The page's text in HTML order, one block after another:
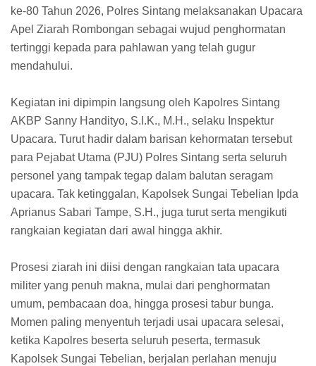
ke-80 Tahun 2026, Polres Sintang melaksanakan Upacara
Apel Ziarah Rombongan sebagai wujud penghormatan
tertinggi kepada para pahlawan yang telah gugur
mendahului.
Kegiatan ini dipimpin langsung oleh Kapolres Sintang
AKBP Sanny Handityo, S.I.K., M.H., selaku Inspektur
Upacara. Turut hadir dalam barisan kehormatan tersebut
para Pejabat Utama (PJU) Polres Sintang serta seluruh
personel yang tampak tegap dalam balutan seragam
upacara. Tak ketinggalan, Kapolsek Sungai Tebelian Ipda
Aprianus Sabari Tampe, S.H., juga turut serta mengikuti
rangkaian kegiatan dari awal hingga akhir.
Prosesi ziarah ini diisi dengan rangkaian tata upacara
militer yang penuh makna, mulai dari penghormatan
umum, pembacaan doa, hingga prosesi tabur bunga.
Momen paling menyentuh terjadi usai upacara selesai,
ketika Kapolres beserta seluruh peserta, termasuk
Kapolsek Sungai Tebelian, berjalan perlahan menuju